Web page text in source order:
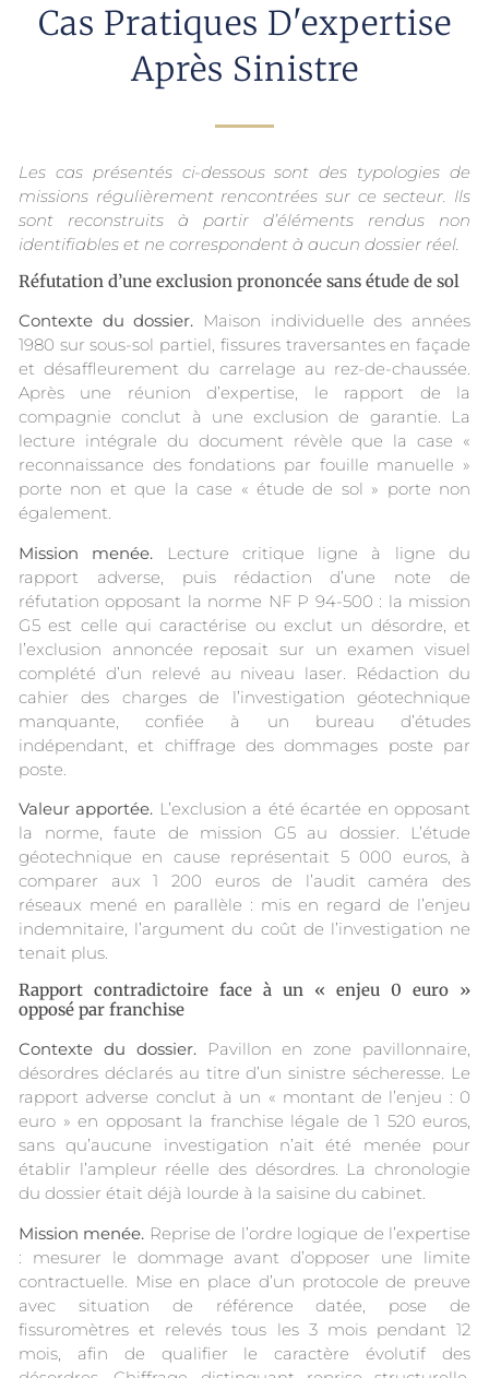
Cas Pratiques D'expertise
Après Sinistre
Les cas présentés ci-dessous sont des typologies de
missions régulièrement rencontrées sur ce secteur. Ils
sont reconstruits à partir d’éléments rendus non
identifiables et ne correspondent à aucun dossier réel.
Réfutation d’une exclusion prononcée sans étude de sol
Contexte du dossier. Maison individuelle des années
1980 sur sous-sol partiel, fissures traversantes en façade
et désaffleurement du carrelage au rez-de-chaussée.
Après une réunion d’expertise, le rapport de la
compagnie conclut à une exclusion de garantie. La
lecture intégrale du document révèle que la case «
reconnaissance des fondations par fouille manuelle »
porte non et que la case « étude de sol » porte non
également.
Mission menée. Lecture critique ligne à ligne du
rapport adverse, puis rédaction d’une note de
réfutation opposant la norme NF P 94-500 : la mission
G5 est celle qui caractérise ou exclut un désordre, et
l’exclusion annoncée reposait sur un examen visuel
complété d’un relevé au niveau laser. Rédaction du
cahier des charges de l’investigation géotechnique
manquante, confiée à un bureau d’études
indépendant, et chiffrage des dommages poste par
poste.
Valeur apportée. L’exclusion a été écartée en opposant
la norme, faute de mission G5 au dossier. L’étude
géotechnique en cause représentait 5 000 euros, à
comparer aux 1 200 euros de l’audit caméra des
réseaux mené en parallèle : mis en regard de l’enjeu
indemnitaire, l’argument du coût de l’investigation ne
tenait plus.
Rapport contradictoire face à un « enjeu 0 euro »
opposé par franchise
Contexte du dossier.Pavillon en zone pavillonnaire,
désordres déclarés au titre d’un sinistre sécheresse. Le
rapport adverse conclut à un « montant de l’enjeu : 0
euro » en opposant la franchise légale de 1 520 euros,
sans qu’aucune investigation n’ait été menée pour
établir l’ampleur réelle des désordres. La chronologie
du dossier était déjà lourde à la saisine du cabinet.
Mission menée. Reprise de l’ordre logique de l’expertise
: mesurer le dommage avant d’opposer une limite
contractuelle. Mise en place d’un protocole de preuve
avec situation de référence datée, pose de
fissuromètres et relevés tous les 3 mois pendant 12
mois, afin de qualifier le caractère évolutif des